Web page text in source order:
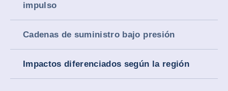
impulso
Cadenas de suministro bajo presión
Impactos diferenciados según la región